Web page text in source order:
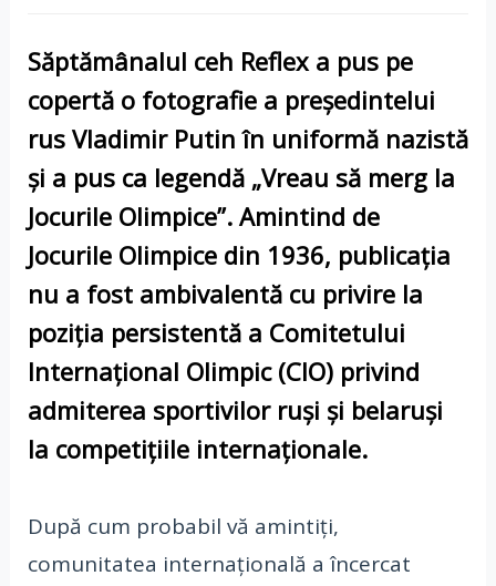
Săptămânalul ceh Reflex a pus pe
copertă o fotografie a președintelui
rus Vladimir Putin în uniformă nazistă
și a pus ca legendă „Vreau să merg la
Jocurile Olimpice”. Amintind de
Jocurile Olimpice din 1936, publicația
nu a fost ambivalentă cu privire la
poziția persistentă a Comitetului
Internațional Olimpic (CIO) privind
admiterea sportivilor ruși și belaruși
la competițiile internaționale.
După cum probabil vă amintiți,
comunitatea internațională a încercat